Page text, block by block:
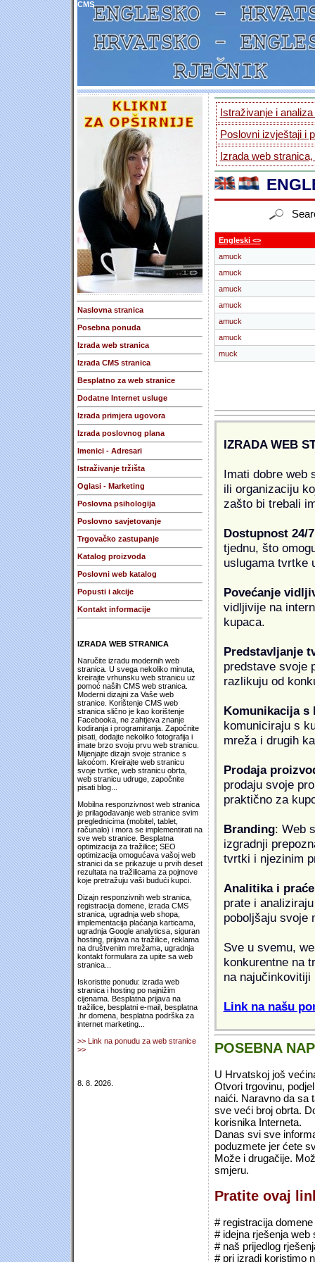
CMS
Naslovna stranica
Posebna ponuda
Izrada web stranica
Izrada CMS stranica
Besplatno za web stranice
Dodatne Internet usluge
Izrada primjera ugovora
Izrada poslovnog plana
Imenici - Adresari
Istraživanje tržišta
Oglasi - Marketing
Poslovna psihologija
Poslovno savjetovanje
Trgovačko zastupanje
Katalog proizvoda
Poslovni web katalog
Popusti i akcije
Kontakt informacije
IZRADA WEB STRANICA
Naručite izradu modernih web
stranica. U svega nekoliko minuta,
kreirajte vrhunsku web stranicu uz
pomoć naših CMS web stranica.
Moderni dizajni za Vaše web
stranice. Korištenje CMS web
stranica slično je kao korištenje
Facebooka, ne zahtjeva znanje
kodiranja i programiranja. Započnite
pisati, dodajte nekoliko fotografija i
imate brzo svoju prvu web stranicu.
Mijenjajte dizajn svoje stranice s
lakoćom. Kreirajte web stranicu
svoje tvrtke, web stranicu obrta,
web stranicu udruge, započnite
pisati blog...
Mobilna responzivnost web stranica
je prilagođavanje web stranice svim
preglednicima (mobitel, tablet,
računalo) i mora se implementirati na
sve web stranice. Besplatna
optimizacija za tražilice; SEO
optimizacija omogućava vašoj web
stranici da se prikazuje u prvih deset
rezultata na tražilicama za pojmove
koje pretražuju vaši budući kupci.
Dizajn responzivnih web stranica,
registracija domene, izrada CMS
stranica, ugradnja web shopa,
implementacija plaćanja karticama,
ugradnja Google analyticsa, siguran
hosting, prijava na tražilice, reklama
na društvenim mrežama, ugradnja
kontakt formulara za upite sa web
stranica...
Iskoristite ponudu: izrada web
stranica i hosting po najnižim
cijenama. Besplatna prijava na
tražilice, besplatni e-mail, besplatna
.hr domena, besplatna podrška za
internet marketing...
>> Link na ponudu za web stranice
>>
8. 8. 2026.
Istraživanje i
Poslovni izvještaji i
Izrada web
Engleski <>
amuck
amuck
amuck
amuck
amuck
amuck
muck
IZRADA WEB
Imati dobre web
ili organizaciju
zašto bi trebali
Dostupnost 24/7
tjednu, što
uslugama tvrtke
Povećanje
vidljivije na
kupaca.
Predstavljanje
predstave svoje
razlikuju od
Komunikacija s
komuniciraju s
mreža i drugih
Prodaja
prodaju svoje
praktično za
Branding: Web
izgradnji
tvrtki i njezinim
Analitika i
prate i
poboljšaju svoje
Sve u svemu,
konkurentne na
na najučinkovitiji
Link na našu
POSEBNA
U Hrvatskoj još
Otvori trgovinu,
naići. Naravno da sa
sve veći broj obrta.
korisnika Interneta.
Danas svi sve
poduzmete jer ćete
Može i drugačije.
smjeru.
Pratite ovaj
# registracija
# idejna rješenja web
# naš prijedlog
# pri izradi koristimo